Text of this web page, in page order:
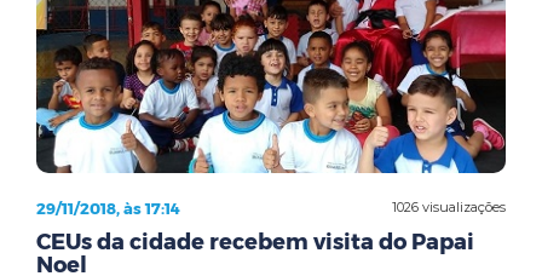
1026 visualizações
29/11/2018, às 17:14
CEUs da cidade recebem visita do Papai
Noel